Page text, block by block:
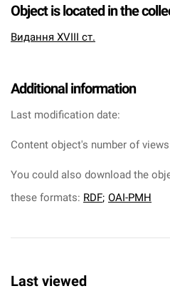
Object is located in the
Видання XVIII ст.
Additional information
Last modification date:
Content object's number of
You could also download the
these formats: RDF; OAI-PMH
Last viewed